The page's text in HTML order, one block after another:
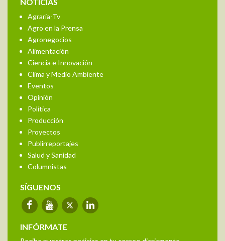
NOTICIAS
Agraria-Tv
Agro en la Prensa
Agronegocios
Alimentación
Ciencia e Innovación
Clima y Medio Ambiente
Eventos
Opinión
Política
Producción
Proyectos
Publirreportajes
Salud y Sanidad
Columnistas
SÍGUENOS
INFÓRMATE